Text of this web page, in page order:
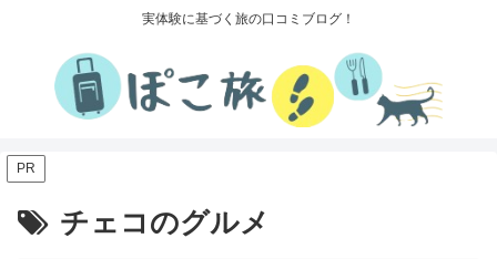
実体験に基づく旅の口コミブログ！
PR
チェコのグルメ